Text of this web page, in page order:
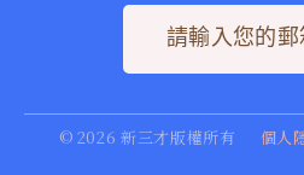
© 2026 新三才版權所有 個人